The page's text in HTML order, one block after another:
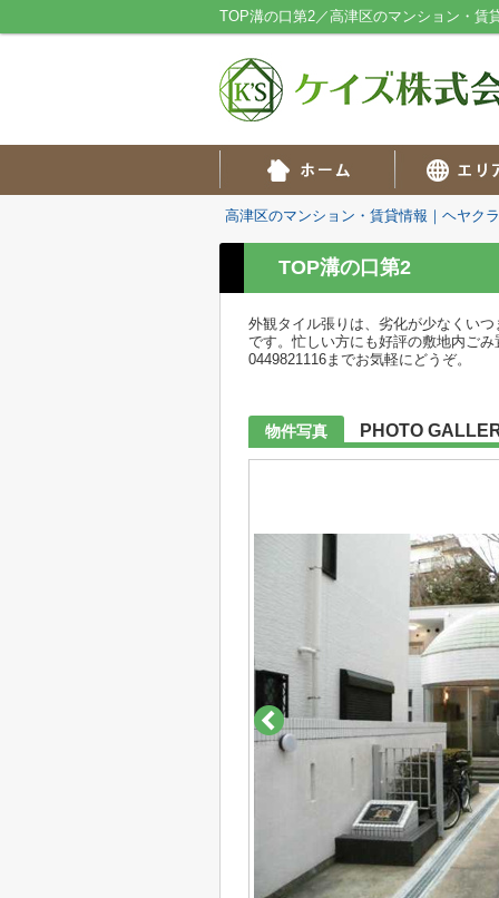
TOP溝の口第2／高津区のマンション・賃
高津区のマンション・賃貸情報｜ヘヤク
TOP溝の口第2
外観タイル張りは、劣化が少なくい
です。忙しい方にも好評の敷地内ご
0449821116までお気軽にどうぞ。
物件写真 PHOTO